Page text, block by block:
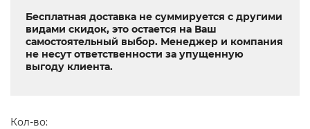
Бесплатная доставка не суммируется с другими
видами скидок, это остается на Ваш
самостоятельный выбор. Менеджер и компания
не несут ответственности за упущенную
выгоду клиента.
Кол-во: